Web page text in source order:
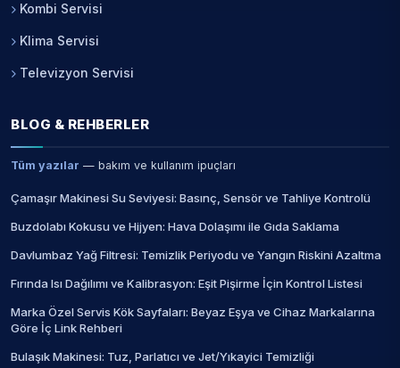
Kombi Servisi
Klima Servisi
Televizyon Servisi
BLOG & REHBERLER
Tüm yazılar — bakım ve kullanım ipuçları
Çamaşır Makinesi Su Seviyesi: Basınç, Sensör ve Tahliye Kontrolü
Buzdolabı Kokusu ve Hijyen: Hava Dolaşımı ile Gıda Saklama
Davlumbaz Yağ Filtresi: Temizlik Periyodu ve Yangın Riskini Azaltma
Fırında Isı Dağılımı ve Kalibrasyon: Eşit Pişirme İçin Kontrol Listesi
Marka Özel Servis Kök Sayfaları: Beyaz Eşya ve Cihaz Markalarına
Göre İç Link Rehberi
Bulaşık Makinesi: Tuz, Parlatıcı ve Jet/Yıkayici Temizliği